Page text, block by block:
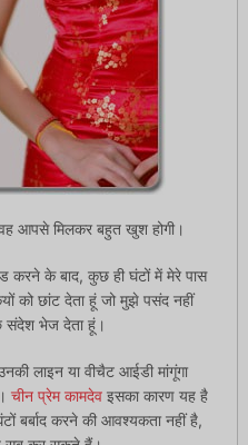
आपसे मिलकर बहुत खुश होगी।
के बाद, कुछ ही घंटों में मेरे पास
को छांट देता हूं जो मुझे पसंद नहीं
संदेश भेज देता हूं।
लाइन या वीचैट आईडी मांगूंगा
चीन प्रेम कामदेवइसका कारण यह है
बर्बाद करने की आवश्यकता नहीं है,